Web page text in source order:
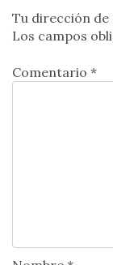
Tu dirección
Los campos
Comentario *